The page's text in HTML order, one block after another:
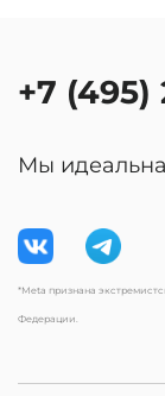
+7 (495)
Мы
*Meta признана
Федерации.